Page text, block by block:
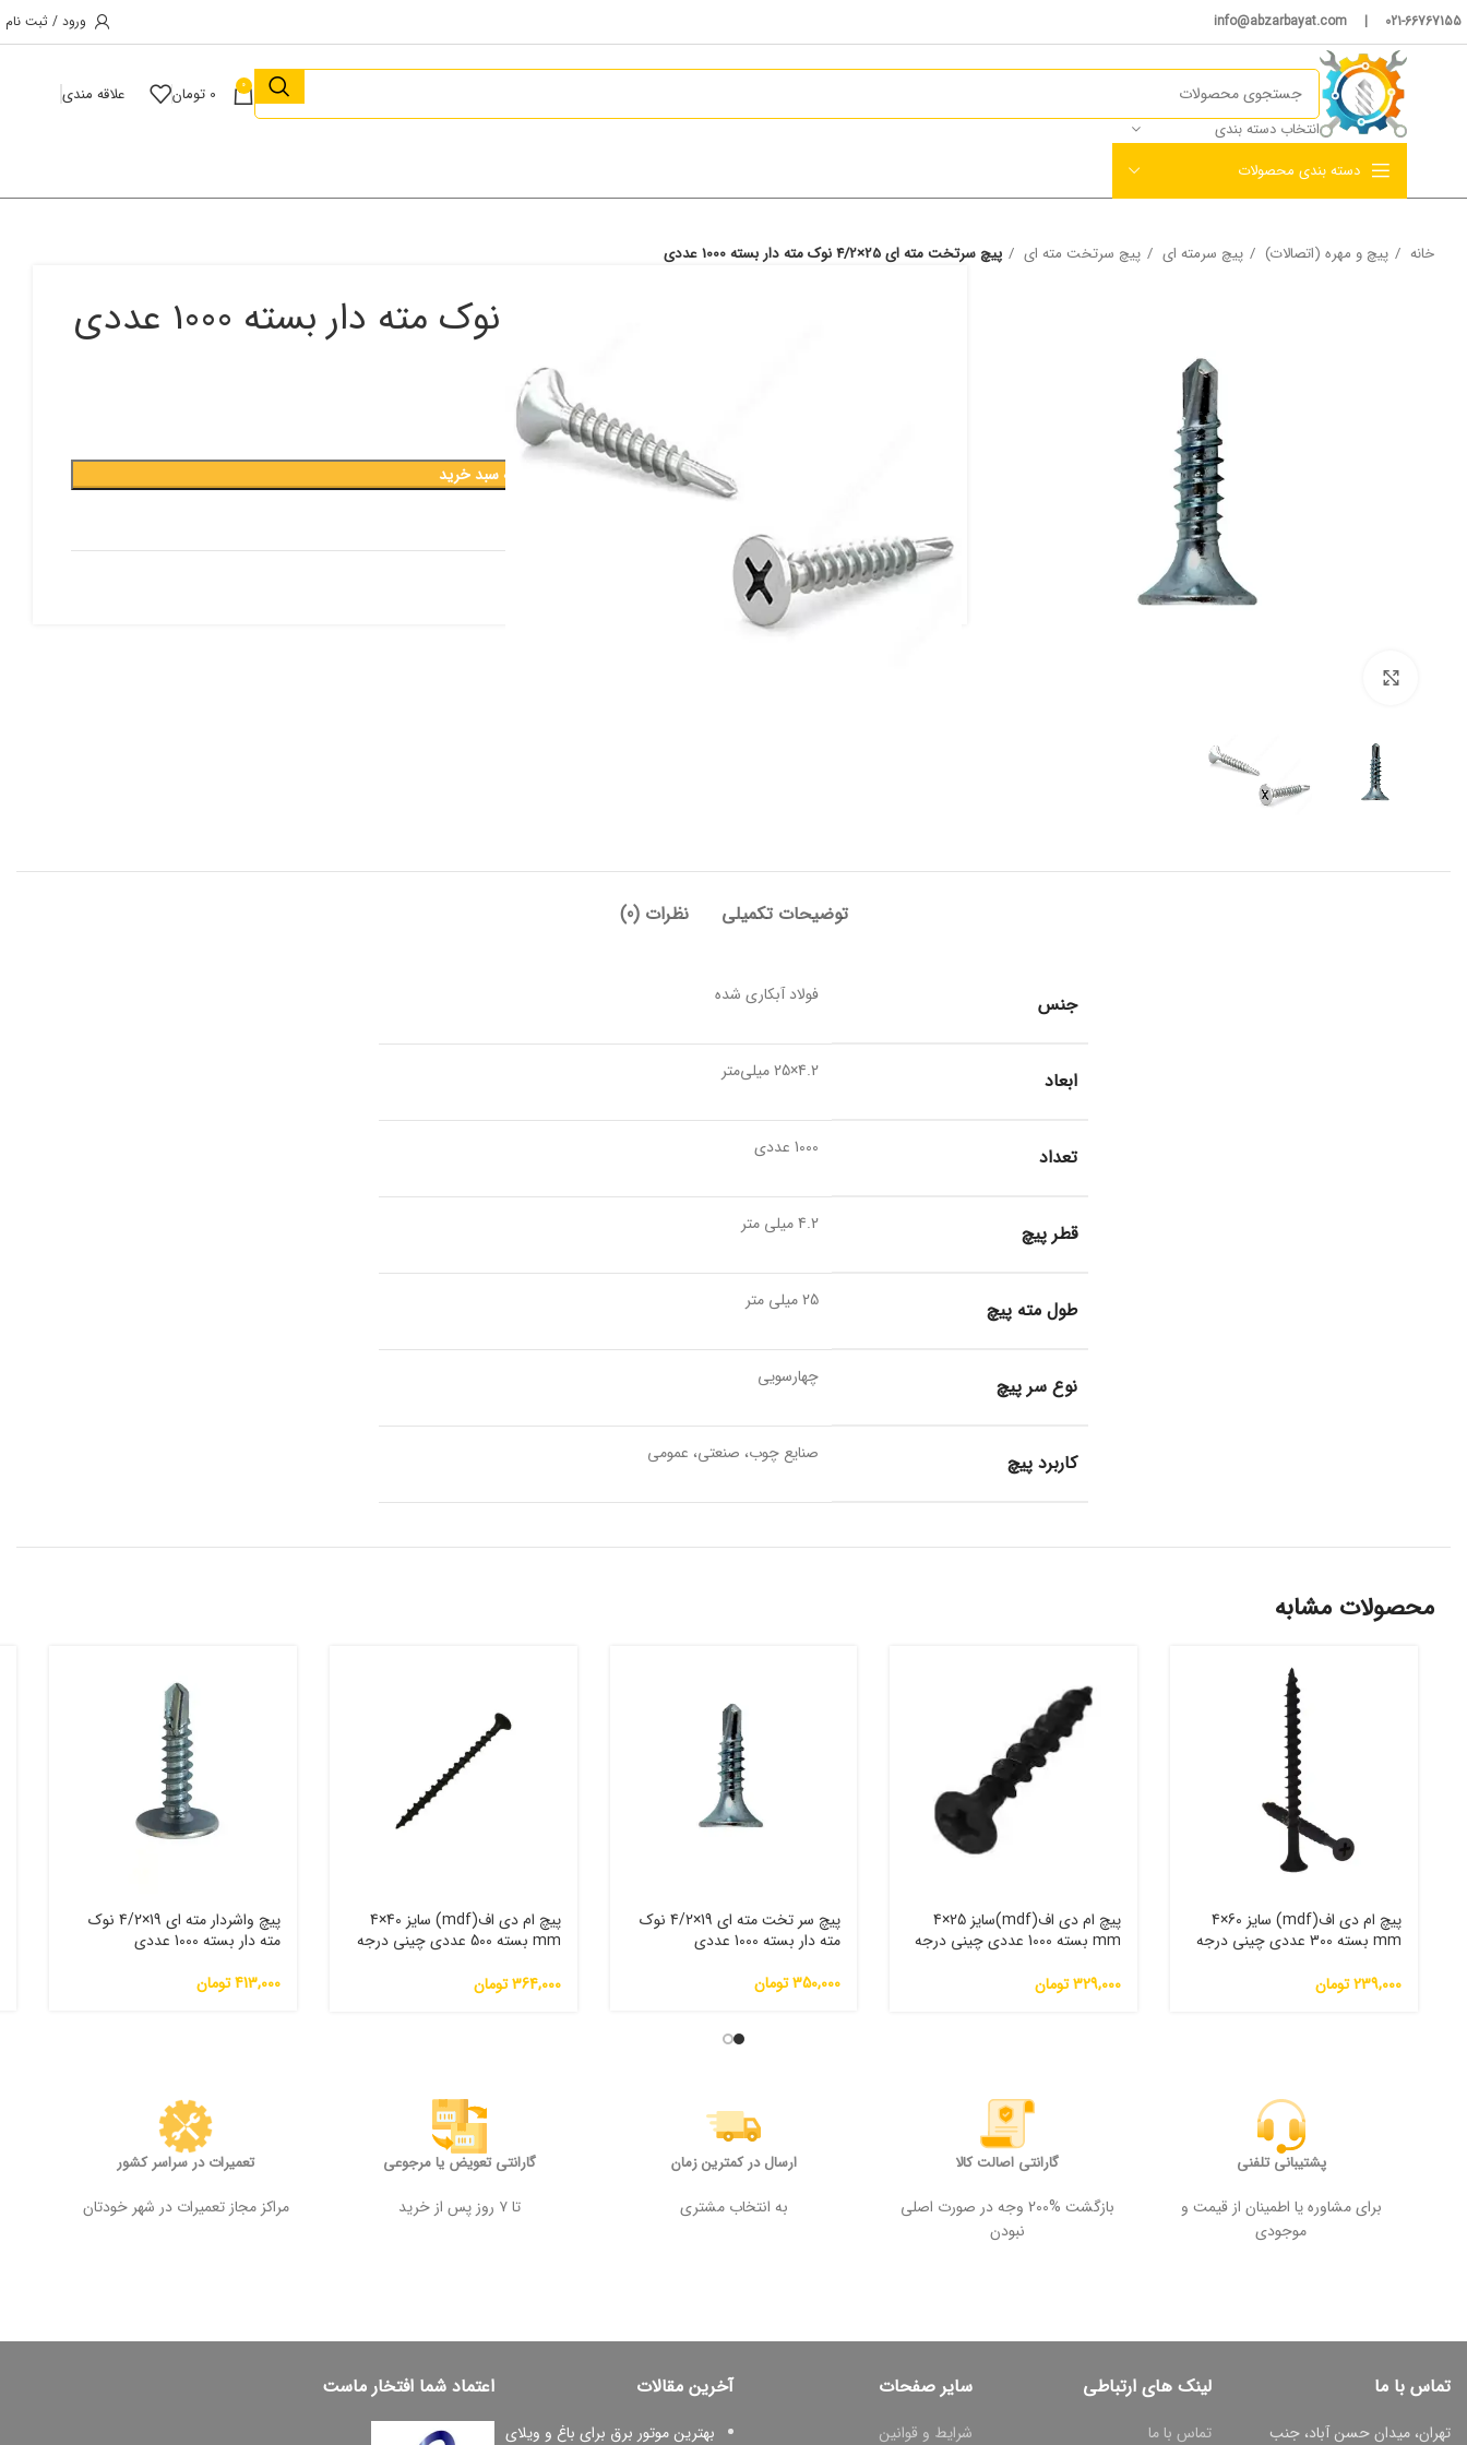
021-66767155 | info@abzarbayat.com ورود / ثبت نام
انتخاب دسته بندی
0
0 تومان علاقه مندی
دسته بندی محصولات
خانه پیچ و مهره (اتصالات) پیچ سرمته ای پیچ سرتخت مته ای پیچ سرتخت مته ای 25×4/2 نوک مته دار بسته 1000 عددی
افزودن به سبد خرید
دسته:پیچ سرتخت مته ای , پیچ سرمته ای
توضیحات تکمیلی نظرات (0)
جنس فولاد آبکاری شده
ابعاد 4.2×25 میلی‌متر
تعداد 1000 عددی
قطر پیچ 4.2 میلی متر
طول مته پیچ 25 میلی متر
نوع سر پیچ چهارسویی
کاربرد پیچ صنایع چوب، صنعتی، عمومی
محصولات مشابه
پیچ ام دی اف(mdf) سایز 60×4
mm بسته 300 عددی چینی درجه
239,000تومان
پیچ ام دی اف(mdf)سایز 25×4
mm بسته 1000 عددی چینی درجه
329,000تومان
پیچ سر تخت مته ای 19×4/2 نوک
مته دار بسته 1000 عددی
350,000تومان
پیچ ام دی اف(mdf) سایز 40×4
mm بسته 500 عددی چینی درجه
364,000تومان
پیچ واشردار مته ای 19×4/2 نوک
مته دار بسته 1000 عددی
413,000تومان
پشتیبانی تلفنی
برای مشاوره یا اطمینان از قیمت و
موجودی
گارانتی اصالت کالا
بازگشت %200 وجه در صورت اصلی
نبودن
ارسال در کمترین زمان
به انتخاب مشتری
گارانتی تعویض یا مرجوعی
تا ۷ روز پس از خرید
تعمیرات در سراسر کشور
مراکز مجاز تعمیرات در شهر خودتان
تماس با ما
تهران، میدان حسن آباد، جنب
لینک های ارتباطی
تماس با ما
سایر صفحات
شرایط و قوانین
آخرین مقالات
بهترین موتور برق برای باغ و ویلای
اعتماد شما افتخار ماست